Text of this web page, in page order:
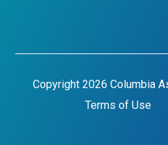
Copyright 2026 Columbia
Terms of Use